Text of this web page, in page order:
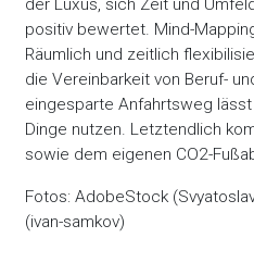
der Luxus, sich Zeit und
positiv bewertet. Mind-
Räumlich und zeitlich
die Vereinbarkeit von Beruf-
eingesparte Anfahrtsweg
Dinge nutzen. Letztendlich
sowie dem eigenen CO2-
Fotos: AdobeStock
(ivan-samkov)